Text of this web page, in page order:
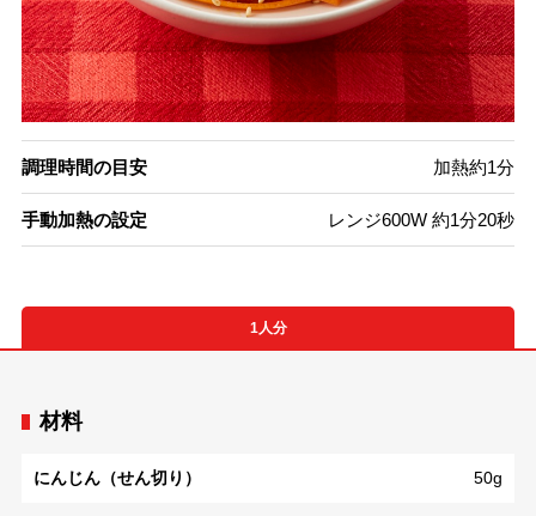
調理時間の目安 加熱約1分
手動加熱の設定 レンジ600W 約1分20秒
1人分
材料
にんじん（せん切り） 50g